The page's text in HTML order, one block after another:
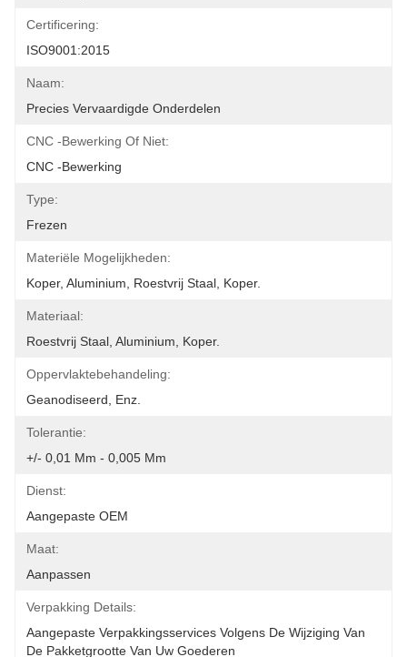
Certificering:
ISO9001:2015
Naam:
Precies Vervaardigde Onderdelen
CNC -bewerking Of Niet:
CNC -bewerking
Type:
Frezen
Materiële Mogelijkheden:
Koper, Aluminium, Roestvrij Staal, Koper.
Materiaal:
Roestvrij Staal, Aluminium, Koper.
Oppervlaktebehandeling:
Geanodiseerd, Enz.
Tolerantie:
+/- 0,01 Mm - 0,005 Mm
Dienst:
Aangepaste OEM
Maat:
Aanpassen
Verpakking Details:
Aangepaste Verpakkingsservices Volgens De Wijziging Van
De Pakketgrootte Van Uw Goederen